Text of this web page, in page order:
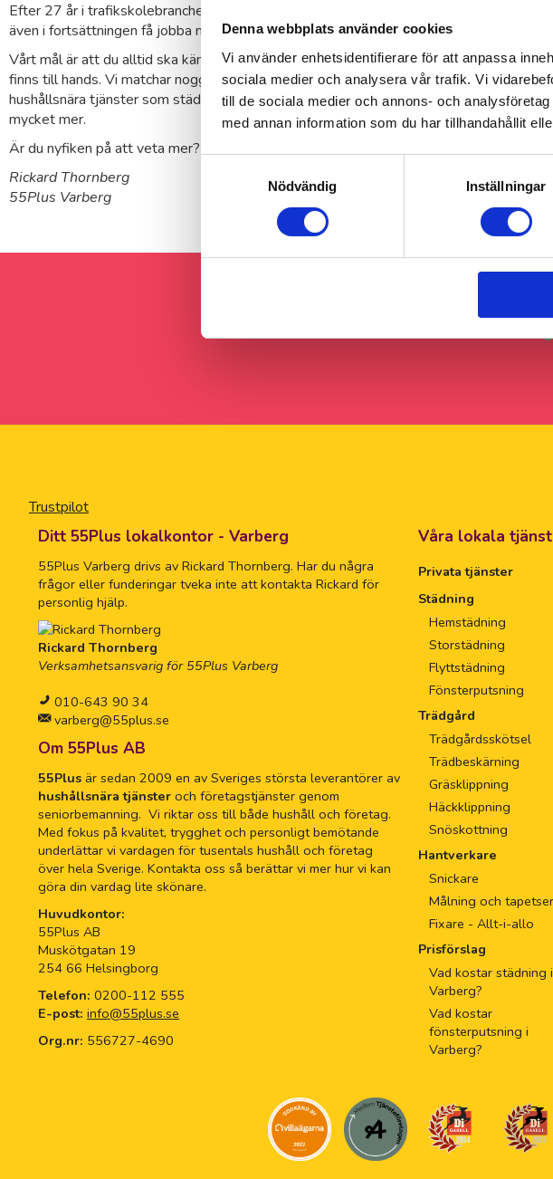
Denna webbplats använder cookies
Vi använder enhetsidentifierare för att anpassa
sociala medier och analysera vår trafik. Vi
till de sociala medier och annons- och
med annan information som du har tillhandahållit
Nödvändig
Inställningar
Efter 27 år i trafikskolebranchen så har 55Plus givit mig möjligheten att utvecklas och
även i fortsättningen få jobba med människor – medarbetare och kunder.
Vårt mål är att du alltid ska känna dig trygg med oss och att samma erfarna senior
finns till hands. Vi matchar noggrant kompetens med dina behov. Vi erbjuder en rad
hushållsnära tjänster som städning, fönsterputsning, trädgårdsarbete, vaktmästeri och
mycket mer.
Är du nyfiken på att veta mer? Tveka inte att kontakta oss!
Rickard Thornberg
55Plus Varberg
Följ gärna
Trustpilot
Ditt 55Plus lokalkontor - Varberg
55Plus Varberg drivs av Rickard Thornberg. Har du några
frågor eller funderingar tveka inte att kontakta Rickard för
personlig hjälp.
Rickard Thornberg
Verksamhetsansvarig för 55Plus Varberg
010-643 90 34
varberg@55plus.se
Om 55Plus AB
55Plus är sedan 2009 en av Sveriges största leverantörer av
hushållsnära tjänster och företagstjänster genom
seniorbemanning. Vi riktar oss till både hushåll och företag.
Med fokus på kvalitet, trygghet och personligt bemötande
underlättar vi vardagen för tusentals hushåll och företag
över hela Sverige. Kontakta oss så berättar vi mer hur vi kan
göra din vardag lite skönare.
Huvudkontor:
55Plus AB
Muskötgatan 19
254 66 Helsingborg
Telefon: 0200-112 555
E-post: info@55plus.se
Org.nr: 556727-4690
Våra lokala
Privata tjänster
Städning
Hemstädning
Storstädning
Flyttstädning
Fönsterputsning
Trädgård
Trädgårdsskötsel
Trädbeskärning
Gräsklippning
Häckklippning
Snöskottning
Hantverkare
Snickare
Målning och
Fixare - Allt-i-allo
Prisförslag
Vad kostar städning i
Varberg?
Vad kostar
fönsterputsning i
Varberg?